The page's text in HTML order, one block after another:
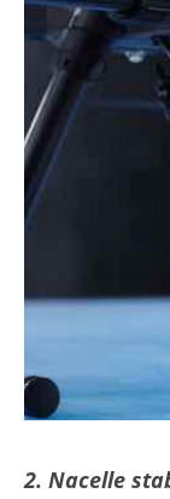
2. Nacelle